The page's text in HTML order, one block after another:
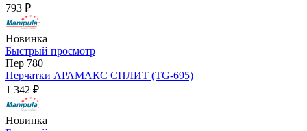
793 ₽
Новинка
Быстрый просмотр
Пер 780
Перчатки АРАМАКС СПЛИТ (TG-695)
1 342 ₽
Новинка